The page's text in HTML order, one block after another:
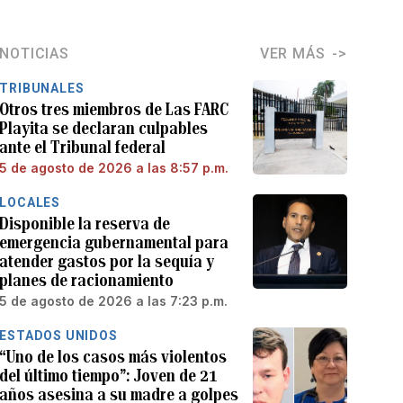
NOTICIAS VER MÁS
TRIBUNALES
Otros tres miembros de Las FARC
Playita se declaran culpables
ante el Tribunal federal
5 de agosto de 2026 a las 8:57 p.m.
LOCALES
Disponible la reserva de
emergencia gubernamental para
atender gastos por la sequía y
planes de racionamiento
5 de agosto de 2026 a las 7:23 p.m.
ESTADOS UNIDOS
“Uno de los casos más violentos
del último tiempo”: Joven de 21
años asesina a su madre a golpes